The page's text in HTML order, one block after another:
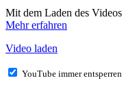
Mit dem Laden des
Mehr erfahren
Video laden
YouTube immer entsperren